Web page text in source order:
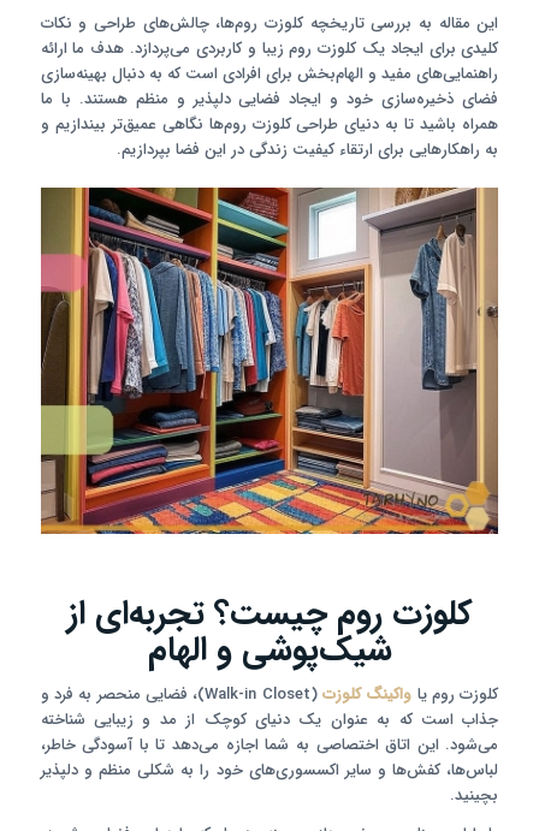
این مقاله به بررسی تاریخچه کلوزت روم‌ها، چالش‌های طراحی و نکات
کلیدی برای ایجاد یک کلوزت روم زیبا و کاربردی می‌پردازد. هدف ما ارائه
راهنمایی‌های مفید و الهام‌بخش برای افرادی است که به دنبال بهینه‌سازی
فضای ذخیره‌سازی خود و ایجاد فضایی دلپذیر و منظم هستند. با ما
همراه باشید تا به دنیای طراحی کلوزت روم‌ها نگاهی عمیق‌تر بیندازیم و
به راهکارهایی برای ارتقاء کیفیت زندگی در این فضا بپردازیم.
کلوزت روم چیست؟ تجربه‌ای از
شیک‌پوشی و الهام
کلوزت روم یا واکینگ کلوزت
(Walk-in Closet)، فضایی منحصر به فرد و
جذاب است که به عنوان یک دنیای کوچک از مد و زیبایی شناخته
می‌شود. این اتاق اختصاصی به شما اجازه می‌دهد تا با آسودگی خاطر،
لباس‌ها، کفش‌ها و سایر اکسسوری‌های خود را به شکلی منظم و دلپذیر
بچینید.